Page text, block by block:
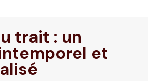
trait : un
et